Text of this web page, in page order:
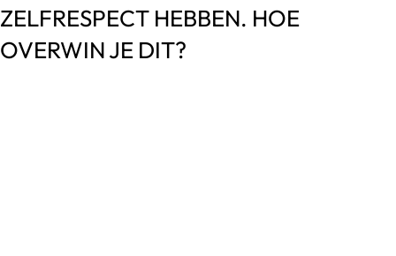
ZELFRESPECT HEBBEN. HOE
OVERWIN JE DIT?